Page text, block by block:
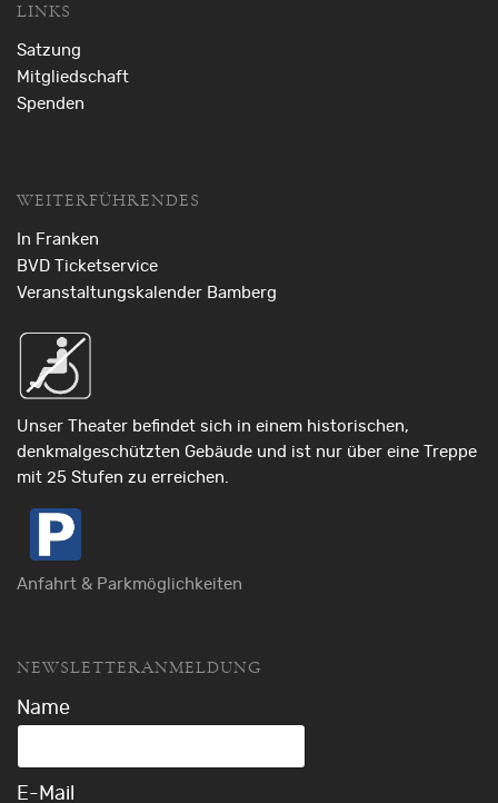
LINKS
Satzung
Mitgliedschaft
Spenden
WEITERFÜHRENDES
In Franken
BVD Ticketservice
Veranstaltungskalender Bamberg
Unser Theater befindet sich in einem historischen,
denkmalgeschützten Gebäude und ist nur über eine Treppe
mit 25 Stufen zu erreichen.
Anfahrt & Parkmöglichkeiten
NEWSLETTERANMELDUNG
Name
E-Mail